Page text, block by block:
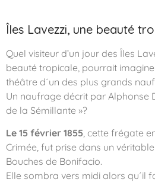
Îles Lavezzi, une beauté
Quel visiteur d’un jour des Îles
beauté tropicale, pourrait
théâtre d´un des plus grands
Un naufrage décrit par Alphonse
de la Sémillante »?
Le 15 février 1855 , cette frégate
Crimée, fut prise dans un
Bouches de Bonifacio.
Elle sombra vers midi alors qu´il